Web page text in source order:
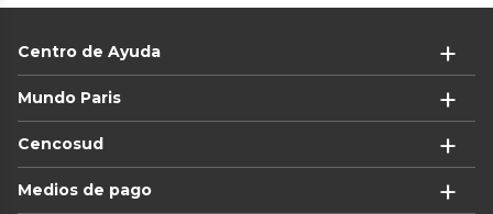
Centro de Ayuda
Mundo Paris
Cencosud
Medios de pago